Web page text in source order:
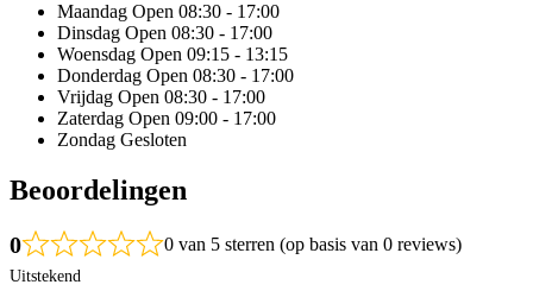
Maandag Open 08:30 - 17:00
Dinsdag Open 08:30 - 17:00
Woensdag Open 09:15 - 13:15
Donderdag Open 08:30 - 17:00
Vrijdag Open 08:30 - 17:00
Zaterdag Open 09:00 - 17:00
Zondag Gesloten
Beoordelingen
0 0 van 5 sterren (op basis van 0 reviews)
Uitstekend